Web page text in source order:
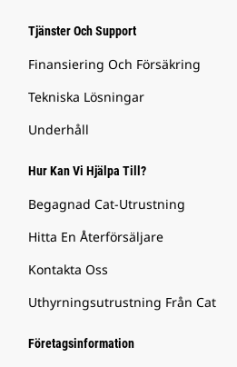
Tjänster Och Support
Finansiering Och Försäkring
Tekniska Lösningar
Underhåll
Hur Kan Vi Hjälpa Till?
Begagnad Cat-Utrustning
Hitta En Återförsäljare
Kontakta Oss
Uthyrningsutrustning Från Cat
Företagsinformation